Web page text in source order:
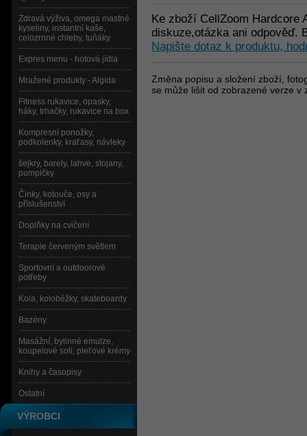
Ke zboží CellZoom Hardcore
diskuze,otázka ani odpověď.
Napište dotaz k produktu,
Změna popisu a složení zboží,
se může lišit od zobrazené verze
Zdravá výživa, omega mastné
kyseliny, instantní kaše,
celozrnné chleby, tuňáky
Expres menu - hotová jídla
Mražené produkty - Algida
Fitness rukavice, opasky,
háky, trhačky, rukavice na box
Kompresní ponožky,
podkolenky, kraťasy, návleky
šejkry, barely, lahve, stojany,
pumpičky
Činky, kotouče, osy a
příslušenství
Doplňky na cvičení
Terapie červeným světlem
Sportovní a outdoorové
potřeby
Kola, koloběžky, skateboardy
Bazény
Masážní, bylinné emulze,
koupelové soli, pleťové krémy
Knihy a časopisy
Ostatní
VÝROBCI